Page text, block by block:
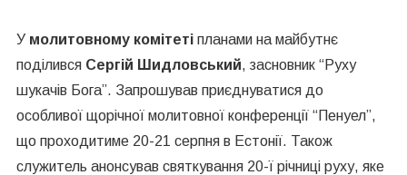
У молитовному комітетіпланами на майбутнє
поділився Сергій Шидловський, засновник “Руху
шукачів Бога”. Запрошував приєднуватися до
особливої щорічної молитовної конференції “Пенуел”,
що проходитиме 20-21 серпня в Естонії. Також
служитель анонсував святкування 20-ї річниці руху, яке